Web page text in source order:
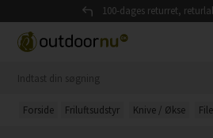
100-dages returret,
Forside Friluftsudstyr Knive / Økse